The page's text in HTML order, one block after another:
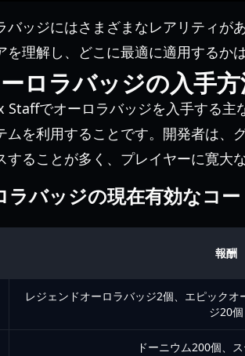
バッジにはさまざまなレアリティが
を理解し、どこに最適に適用するか
ロラバッジの入手
Staffでオーロラバッジを入手する主
ムを利用することです。開発者は、
することが多く、プレイヤーに寛大
ラバッジの現在有効なコー
報酬
レジェンドオーロラバッジ2個、エピック
ジ20個
ドーニウム200個、